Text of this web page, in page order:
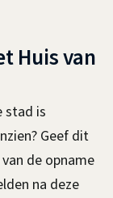
Huis van
stad is
Geef dit
de opname
na deze